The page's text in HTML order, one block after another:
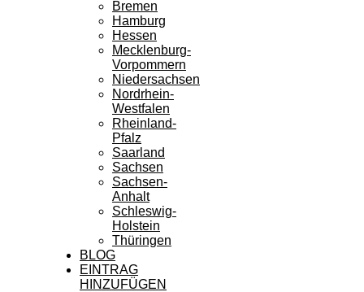
Bremen
Hamburg
Hessen
Mecklenburg-
Vorpommern
Niedersachsen
Nordrhein-
Westfalen
Rheinland-
Pfalz
Saarland
Sachsen
Sachsen-
Anhalt
Schleswig-
Holstein
Thüringen
BLOG
EINTRAG
HINZUFÜGEN